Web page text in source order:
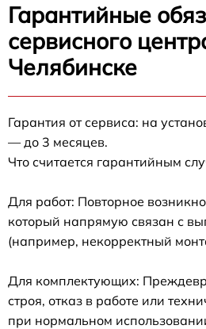
Гарантийные
сервисного
Челябинске
Гарантия от сервиса: на
— до 3 месяцев.
Что считается гарантийным
Для работ: Повторное
который напрямую связан с
(например, некорректный
Для комплектующих:
строя, отказ в работе или
при нормальном